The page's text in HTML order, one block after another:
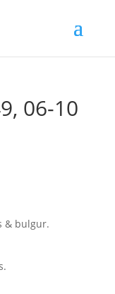
06-10
& bulgur.